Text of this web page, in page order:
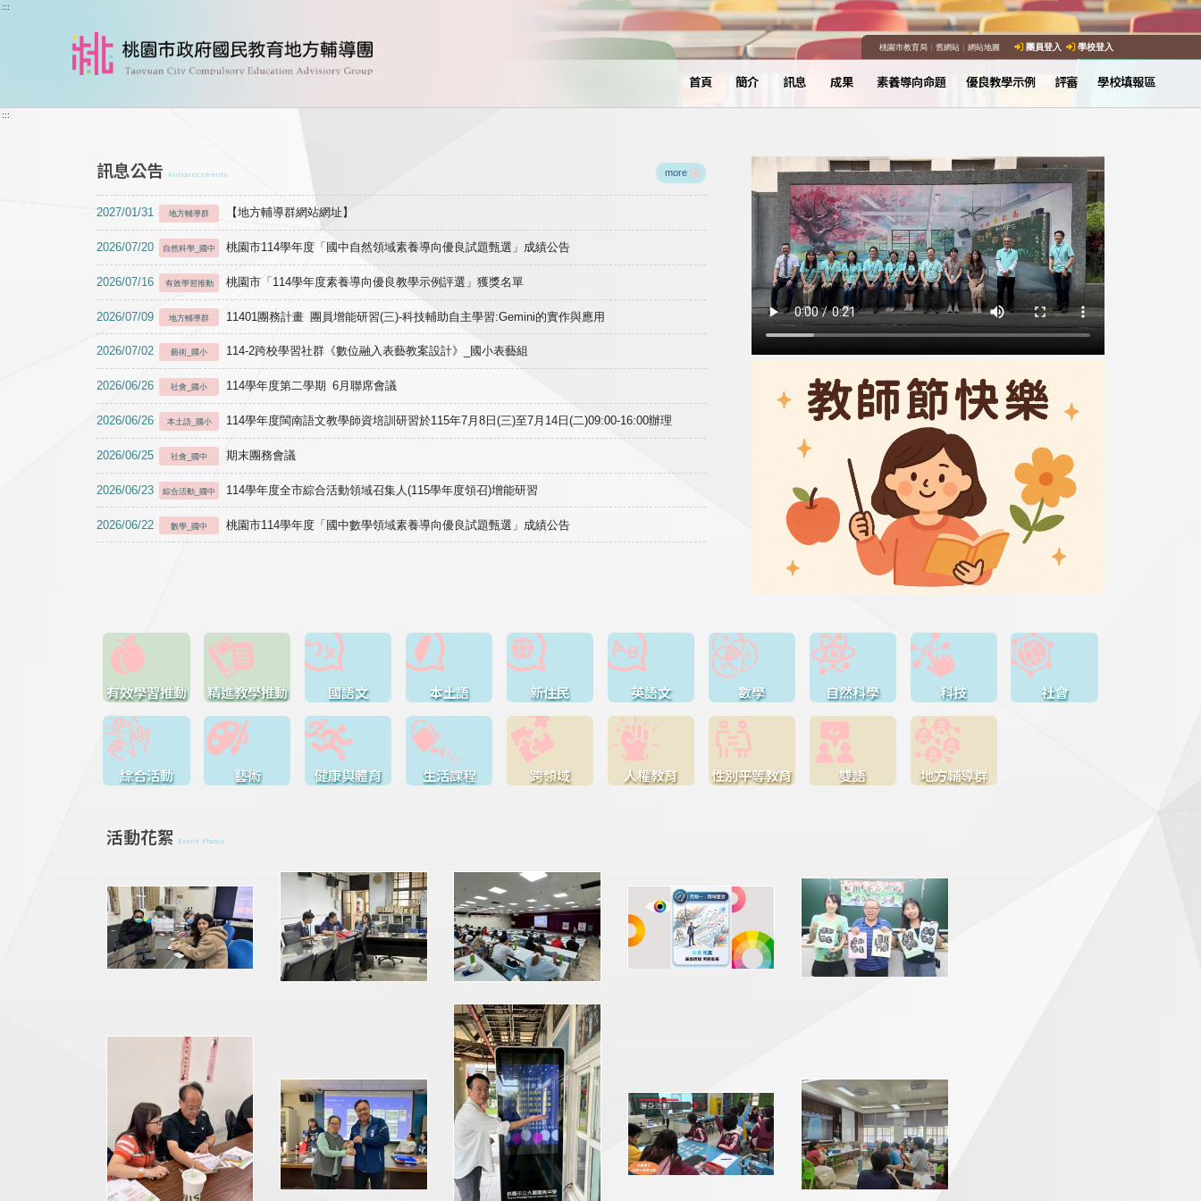
跳到主要內容
:::
桃園市教育局｜ 舊網站｜ 網站地圖 團員登入 學校登入
首頁 簡介 訊息 成果 素養導向命題 優良教學示例 評審 學校填報區
:::
訊息公告 Announcements more
2027/01/31 地方輔導群 【地方輔導群網站網址】
2026/07/20 自然科學_國中 桃園市114學年度「國中自然領域素養導向優良試題甄選」成績公告
2026/07/16 有效學習推動 桃園市「114學年度素養導向優良教學示例評選」獲獎名單
2026/07/09 地方輔導群 11401團務計畫 團員增能研習(三)-科技輔助自主學習:Gemini的實作與應用
2026/07/02 藝術_國小 114-2跨校學習社群《數位融入表藝教案設計》_國小表藝組
2026/06/26 社會_國小 114學年度第二學期 6月聯席會議
2026/06/26 本土語_國小 114學年度閩南語文教學師資培訓研習於115年7月8日(三)至7月14日(二)09:00-16:00辦理
2026/06/25 社會_國中 期末團務會議
2026/06/23 綜合活動_國中 114學年度全市綜合活動領域召集人(115學年度領召)增能研習
2026/06/22 數學_國中 桃園市114學年度「國中數學領域素養導向優良試題甄選」成績公告
有效學習推動 精進教學推動 國語文 本土語 新住民 英語文 數學 自然科學 科技 社會
綜合活動 藝術 健康與體育 生活課程 跨領域 人權教育 性別平等教育 雙語 地方輔導群
活動花絮 Event Photos